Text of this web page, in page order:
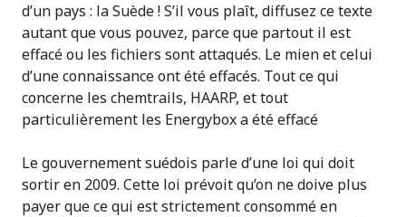
d’un pays : la Suède ! S’il vous plaît, diffusez ce texte
autant que vous pouvez, parce que partout il est
effacé ou les fichiers sont attaqués. Le mien et celui
d’une connaissance ont été effacés. Tout ce qui
concerne les chemtrails, HAARP, et tout
particulièrement les Energybox a été effacé
Le gouvernement suédois parle d’une loi qui doit
sortir en 2009. Cette loi prévoit qu’on ne doive plus
payer que ce qui est strictement consommé en